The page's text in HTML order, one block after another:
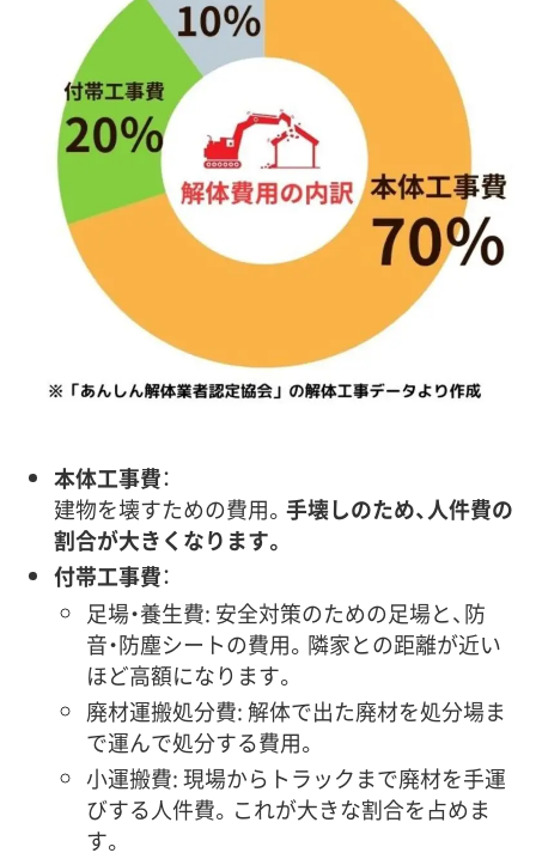
本体工事費：
建物を壊すための費用。 手壊しのため、人件費の
割合が大きくなります。
付帯工事費：
足場・養生費: 安全対策のための足場と、防
音・防塵シートの費用。隣家との距離が近い
ほど高額になります。
廃材運搬処分費: 解体で出た廃材を処分場ま
で運んで処分する費用。
小運搬費: 現場からトラックまで廃材を手運
びする人件費。これが大きな割合を占めま
す。